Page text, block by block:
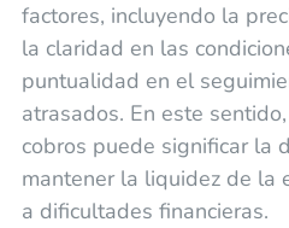
factores, incluyendo la
la claridad en las
puntualidad en el
atrasados. En este
cobros puede significar la
mantener la liquidez de la
a dificultades financieras.